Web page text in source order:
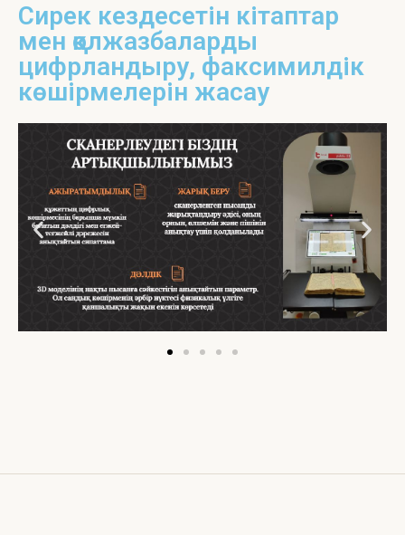
Сирек кездесетін кітаптар
мен қолжазбаларды
цифрландыру, факсимилдік
көшірмелерін жасау